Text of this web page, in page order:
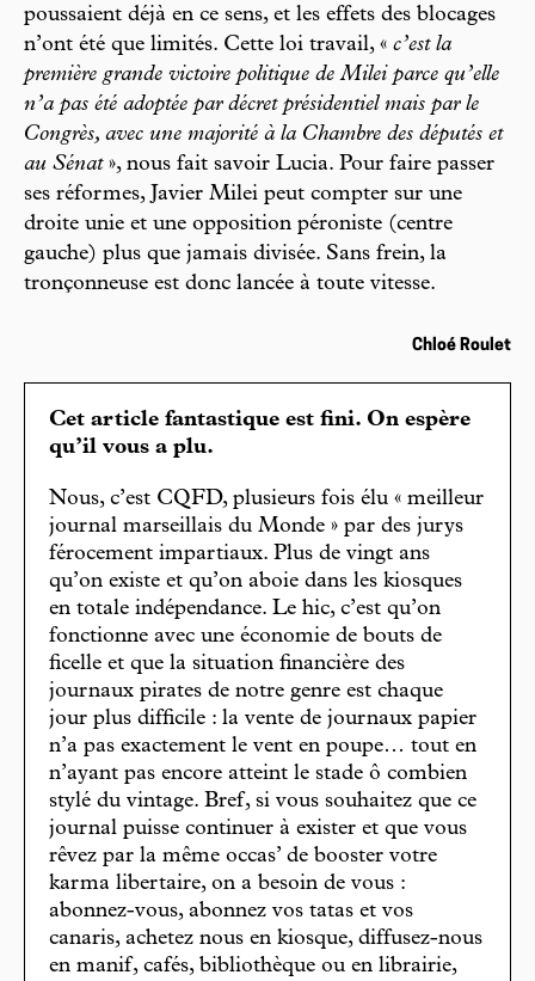
poussaient déjà en ce sens, et les effets des blocages
n’ont été que limités. Cette loi travail, « c’est la
première grande victoire politique de Milei parce qu’elle
n’a pas été adoptée par décret présidentiel mais par le
Congrès, avec une majorité à la Chambre des députés et
au Sénat», nous fait savoir Lucia. Pour faire passer
ses réformes, Javier Milei peut compter sur une
droite unie et une opposition péroniste (centre
gauche) plus que jamais divisée. Sans frein, la
tronçonneuse est donc lancée à toute vitesse.
Chloé Roulet
Cet article fantastique est fini. On espère
qu’il vous a plu.
Nous, c’est CQFD, plusieurs fois élu « meilleur
journal marseillais du Monde » par des jurys
férocement impartiaux. Plus de vingt ans
qu’on existe et qu’on aboie dans les kiosques
en totale indépendance. Le hic, c’est qu’on
fonctionne avec une économie de bouts de
ficelle et que la situation financière des
journaux pirates de notre genre est chaque
jour plus difficile : la vente de journaux papier
n’a pas exactement le vent en poupe… tout en
n’ayant pas encore atteint le stade ô combien
stylé du vintage. Bref, si vous souhaitez que ce
journal puisse continuer à exister et que vous
rêvez par la même occas’ de booster votre
karma libertaire, on a besoin de vous :
abonnez-vous, abonnez vos tatas et vos
canaris, achetez nous en kiosque, diffusez-nous
en manif, cafés, bibliothèque ou en librairie,